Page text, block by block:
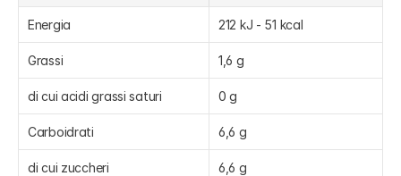
Energia 212 kJ - 51 kcal
Grassi 1,6 g
di cui acidi grassi saturi 0 g
Carboidrati 6,6 g
di cui zuccheri 6,6 g